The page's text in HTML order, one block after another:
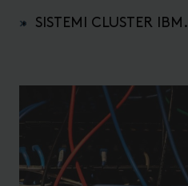
SISTEMI CLUSTER IBM.